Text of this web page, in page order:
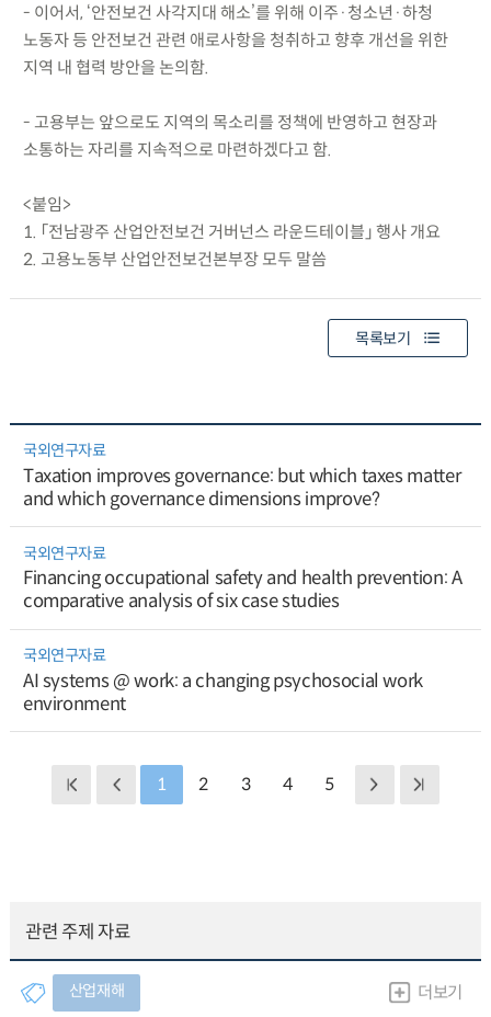
- 이어서, ‘안전보건 사각지대 해소’를 위해 이주·청소년·하청
노동자 등 안전보건 관련 애로사항을 청취하고 향후 개선을 위한
지역 내 협력 방안을 논의함.
- 고용부는 앞으로도 지역의 목소리를 정책에 반영하고 현장과
소통하는 자리를 지속적으로 마련하겠다고 함.
<붙임>
1. 「전남광주 산업안전보건 거버넌스 라운드테이블」 행사 개요
2. 고용노동부 산업안전보건본부장 모두 말씀
목록보기
국외연구자료
Taxation improves governance: but which taxes matter
and which governance dimensions improve?
국외연구자료
Financing occupational safety and health prevention: A
comparative analysis of six case studies
국외연구자료
AI systems @ work: a changing psychosocial work
environment
1 2 3 4 5
관련 주제 자료
산업재해 더보기